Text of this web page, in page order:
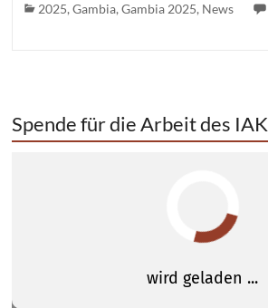
2025,Gambia,Gambia 2025, News
Spende für die Arbeit des IAK